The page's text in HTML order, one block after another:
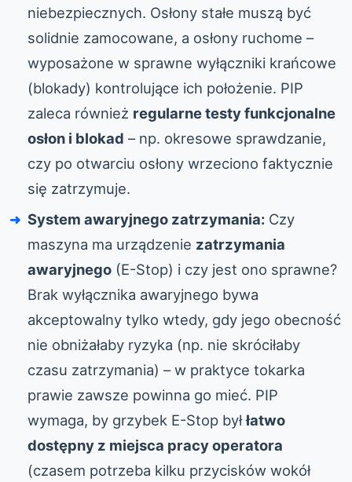
niebezpiecznych. Osłony stałe muszą być
solidnie zamocowane, a osłony ruchome –
wyposażone w sprawne wyłączniki krańcowe
(blokady) kontrolujące ich położenie. PIP
zaleca również regularne testy funkcjonalne
osłon i blokad – np. okresowe sprawdzanie,
czy po otwarciu osłony wrzeciono faktycznie
się zatrzymuje.
System awaryjnego zatrzymania: Czy
maszyna ma urządzenie zatrzymania
awaryjnego (E-Stop) i czy jest ono sprawne?
Brak wyłącznika awaryjnego bywa
akceptowalny tylko wtedy, gdy jego obecność
nie obniżałaby ryzyka (np. nie skróciłaby
czasu zatrzymania) – w praktyce tokarka
prawie zawsze powinna go mieć. PIP
wymaga, by grzybek E-Stop byłłatwo
dostępny z miejsca pracy operatora
(czasem potrzeba kilku przycisków wokół